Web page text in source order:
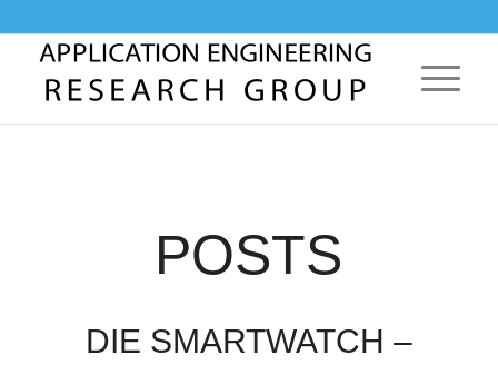
POSTS
DIE SMARTWATCH –